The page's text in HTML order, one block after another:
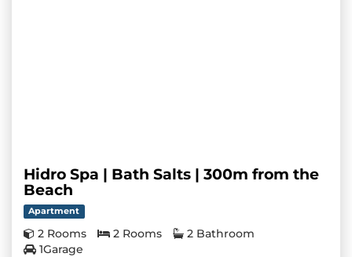
Hidro Spa | Bath Salts | 300m from the
Beach
Apartment
2 Rooms 2 Rooms
2 Bathroom
1Garage